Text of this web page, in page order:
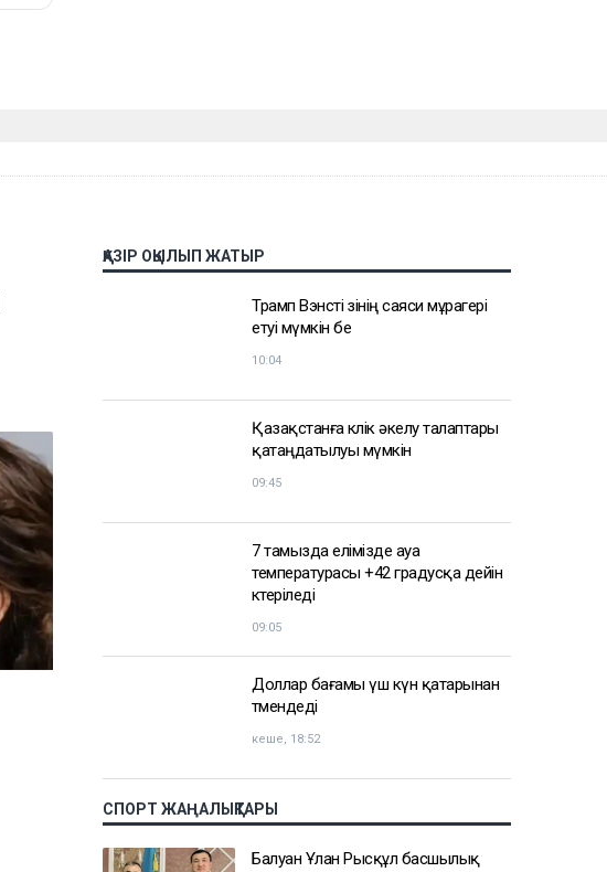
ҚАЗІР ОҚЫЛЫП ЖАТЫР
Трамп Вэнсті өзінің саяси мұрагері
етуі мүмкін бе
10:04
Қазақстанға көлік әкелу талаптары
қатаңдатылуы мүмкін
09:45
7 тамызда елімізде ауа
температурасы +42 градусқа дейін
көтеріледі
09:05
Доллар бағамы үш күн қатарынан
төмендеді
кеше, 18:52
СПОРТ ЖАҢАЛЫҚТАРЫ
Балуан Ұлан Рысқұл басшылық